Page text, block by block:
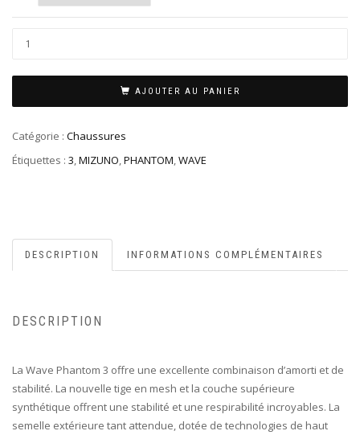
AJOUTER AU PANIER
Catégorie : Chaussures
Étiquettes : 3,MIZUNO,PHANTOM,WAVE
DESCRIPTION INFORMATIONS COMPLÉMENTAIRES
DESCRIPTION
La Wave Phantom 3 offre une excellente combinaison d’amorti et de
stabilité. La nouvelle tige en mesh et la couche supérieure
synthétique offrent une stabilité et une respirabilité incroyables. La
semelle extérieure tant attendue, dotée de technologies de haut